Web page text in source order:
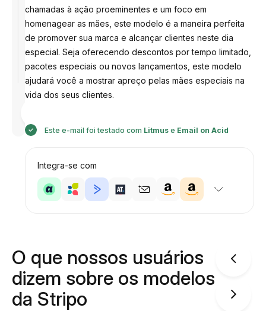
chamadas à ação proeminentes e um foco em
homenagear as mães, este modelo é a maneira perfeita
de promover sua marca e alcançar clientes neste dia
especial. Seja oferecendo descontos por tempo limitado,
pacotes especiais ou novos lançamentos, este modelo
ajudará você a mostrar apreço pelas mães especiais na
vida dos seus clientes.
Este e-mail foi testado com Litmus e Email on Acid
Integra-se com
O que nossos usuários
dizem sobre os modelos
da Stripo